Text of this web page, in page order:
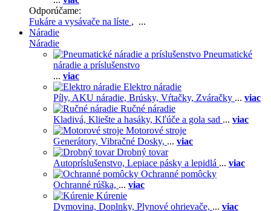
Odporúčame:
Fukáre a vysávače na líste , ...
Náradie
Náradie
Pneumatické
náradie a príslušenstvo
... viac
Elektro náradie
Píly, AKU náradie, Brúsky, Vŕtačky, Zváračky ... viac
Ručné náradie
Kladivá, Kliešte a hasáky, Kľúče a gola sad ... viac
Motorové stroje
Generátory, Vibračné Dosky, ... viac
Drobný tovar
Autopríslušenstvo, Lepiace pásky a lepidlá ... viac
Ochranné pomôcky
Ochranné rúška, ... viac
Kúrenie
Dymovina, Doplnky, Plynové ohrievače, ... viac